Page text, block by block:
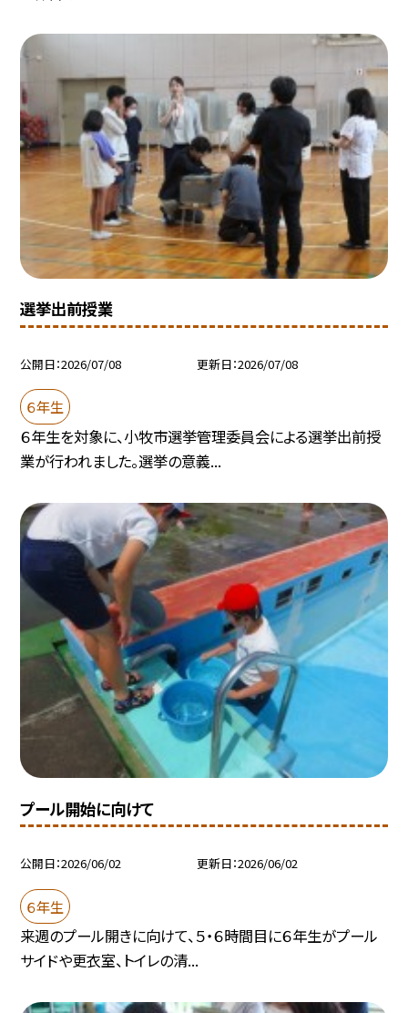
選挙出前授業
公開日 2026/07/08 更新日 2026/07/08
６年生
６年生を対象に、小牧市選挙管理委員会による選挙出前授
業が行われました。選挙の意義...
プール開始に向けて
公開日 2026/06/02 更新日 2026/06/02
６年生
来週のプール開きに向けて、５・６時間目に６年生がプール
サイドや更衣室、トイレの清...